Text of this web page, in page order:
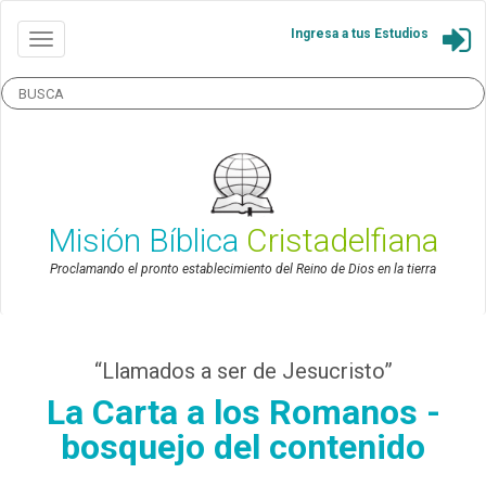
Ingresa a tus Estudios
Misión Bíblica Cristadelfiana
Proclamando el pronto establecimiento del Reino de Dios en la tierra
“Llamados a ser de Jesucristo”
La Carta a los Romanos -
bosquejo del contenido